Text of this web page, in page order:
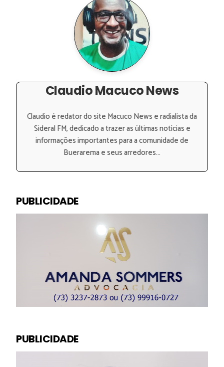
Claudio Macuco News
Claudio é redator do site Macuco News e radialista da
Sideral FM, dedicado a trazer as últimas notícias e
informações importantes para a comunidade de
Buerarema e seus arredores...
PUBLICIDADE
PUBLICIDADE